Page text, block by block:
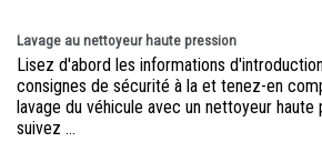
Lavage au nettoyeur haute pression
Lisez d'abord les informations
consignes de sécurité à la et tenez-en
lavage du véhicule avec un nettoyeur haute
suivez ...